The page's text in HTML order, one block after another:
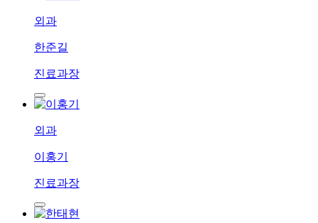
외과
한준길
진료과장
외과
이홍기
진료과장